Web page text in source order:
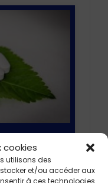
utilisons des
et/ou accéder aux
à ces technologies